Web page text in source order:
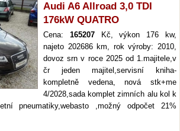
Audi A6 Allroad 3,0 TDI
176kW QUATRO
Cena: 165207Kč, výkon 176 kw,
najeto 202686 km, rok výroby: 2010,
dovoz srn v roce 2025 od 1.majitele,v
čr jeden majitel,servisní kniha-
kompletně vedena, nová stk+me
4/2028,sada komplet zimních alu kol k
pneumatiky,webasto ,možný odpočet 21%